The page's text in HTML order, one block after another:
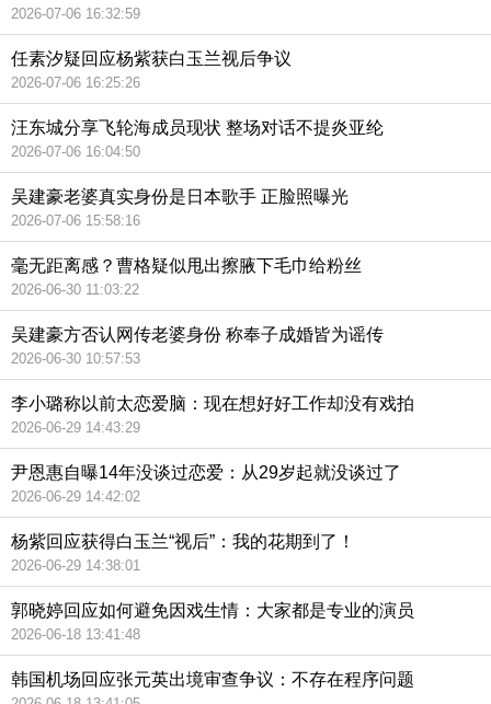
2026-07-06 16:32:59
任素汐疑回应杨紫获白玉兰视后争议
2026-07-06 16:25:26
汪东城分享飞轮海成员现状 整场对话不提炎亚纶
2026-07-06 16:04:50
吴建豪老婆真实身份是日本歌手 正脸照曝光
2026-07-06 15:58:16
毫无距离感？曹格疑似甩出擦腋下毛巾给粉丝
2026-06-30 11:03:22
吴建豪方否认网传老婆身份 称奉子成婚皆为谣传
2026-06-30 10:57:53
李小璐称以前太恋爱脑：现在想好好工作却没有戏拍
2026-06-29 14:43:29
尹恩惠自曝14年没谈过恋爱：从29岁起就没谈过了
2026-06-29 14:42:02
杨紫回应获得白玉兰“视后”：我的花期到了！
2026-06-29 14:38:01
郭晓婷回应如何避免因戏生情：大家都是专业的演员
2026-06-18 13:41:48
韩国机场回应张元英出境审查争议：不存在程序问题